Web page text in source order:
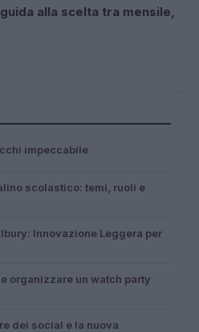
alla scelta tra mensile,
impeccabile
scolastico: temi, ruoli e
Innovazione Leggera per
organizzare un watch party
dei social e la nuova